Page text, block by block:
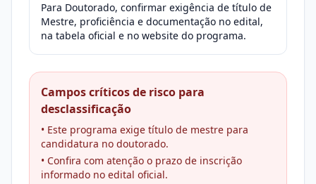
Para Doutorado, confirmar exigência de título de
Mestre, proficiência e documentação no edital,
na tabela oficial e no website do programa.
Campos críticos de risco para
desclassificação
• Este programa exige título de mestre para
candidatura no doutorado.
• Confira com atenção o prazo de inscrição
informado no edital oficial.